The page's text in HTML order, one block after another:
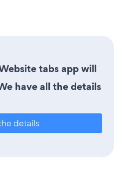
tabs app will
have all the details
details